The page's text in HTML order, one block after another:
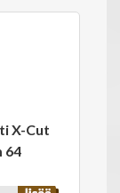
X-Cut
64